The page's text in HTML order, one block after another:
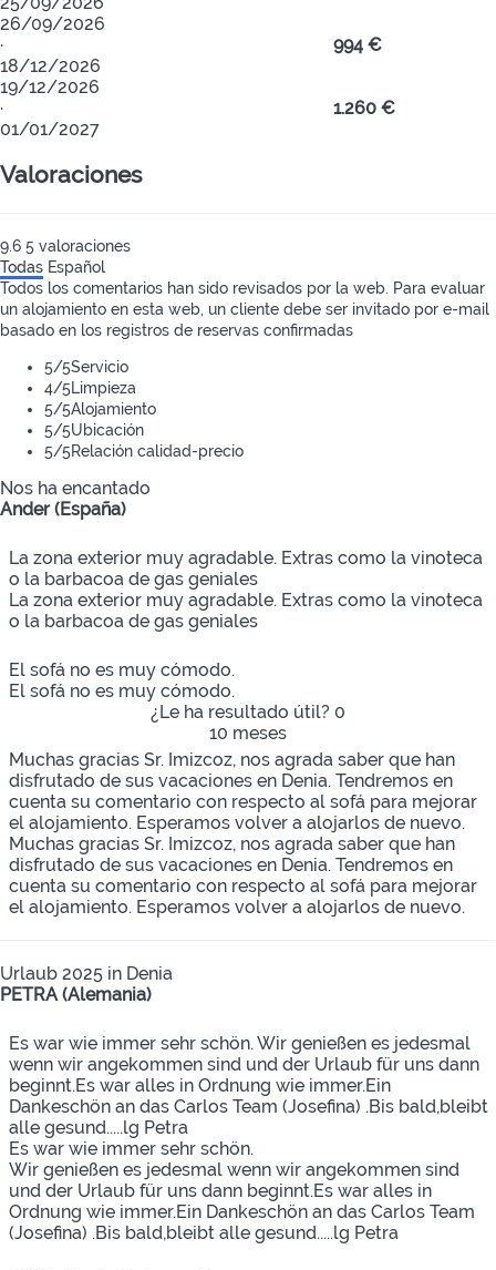
26/09/2026
·
18/12/2026
994 €
19/12/2026
·
01/01/2027
1.260 €
Valoraciones
9.6 5 valoraciones
Todas Español
Todos los comentarios han sido revisados por la web. Para evaluar
un alojamiento en esta web, un cliente debe ser invitado por e-mail
basado en los registros de reservas confirmadas
5/5Servicio
4/5Limpieza
5/5Alojamiento
5/5Ubicación
5/5Relación calidad-precio
Nos ha encantado
Ander (España)
La zona exterior muy agradable. Extras como la vinoteca
o la barbacoa de gas geniales
La zona exterior muy agradable. Extras como la vinoteca
o la barbacoa de gas geniales
El sofá no es muy cómodo.
El sofá no es muy cómodo.
¿Le ha resultado útil? 0
10 meses
Muchas gracias Sr. Imizcoz, nos agrada saber que han
disfrutado de sus vacaciones en Denia. Tendremos en
cuenta su comentario con respecto al sofá para mejorar
el alojamiento. Esperamos volver a alojarlos de nuevo.
Muchas gracias Sr. Imizcoz, nos agrada saber que han
disfrutado de sus vacaciones en Denia. Tendremos en
cuenta su comentario con respecto al sofá para mejorar
el alojamiento. Esperamos volver a alojarlos de nuevo.
Urlaub 2025 in Denia
PETRA (Alemania)
Es war wie immer sehr schön. Wir genießen es jedesmal
wenn wir angekommen sind und der Urlaub für uns dann
beginnt.Es war alles in Ordnung wie immer.Ein
Dankeschön an das Carlos Team (Josefina) .Bis bald,bleibt
alle gesund.....lg Petra
Es war wie immer sehr schön.
Wir genießen es jedesmal wenn wir angekommen sind
und der Urlaub für uns dann beginnt.Es war alles in
Ordnung wie immer.Ein Dankeschön an das Carlos Team
(Josefina) .Bis bald,bleibt alle gesund.....lg Petra